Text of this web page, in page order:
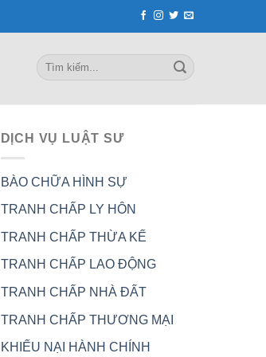
DỊCH VỤ LUẬT SƯ
BÀO CHỮA HÌNH SỰ
TRANH CHẤP LY HÔN
TRANH CHẤP THỪA KẾ
TRANH CHẤP LAO ĐỘNG
TRANH CHẤP NHÀ ĐẤT
TRANH CHẤP THƯƠNG MẠI
KHIẾU NẠI HÀNH CHÍNH